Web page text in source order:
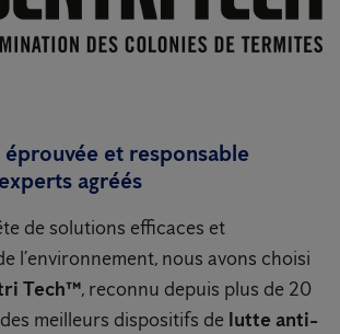
et responsable
agréés
de solutions efficaces et
l’environnement, nous avons choisi
Tech™, reconnu depuis plus de 20
meilleurs dispositifs de lutte anti-